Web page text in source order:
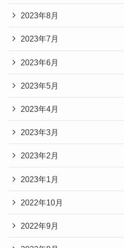
2023年8月
2023年7月
2023年6月
2023年5月
2023年4月
2023年3月
2023年2月
2023年1月
2022年10月
2022年9月